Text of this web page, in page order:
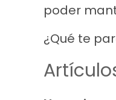
poder
¿Qué te